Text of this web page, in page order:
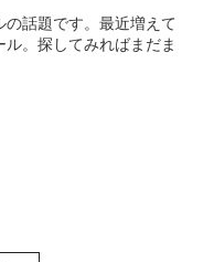
話題です。最近増えて
。探してみればまだま